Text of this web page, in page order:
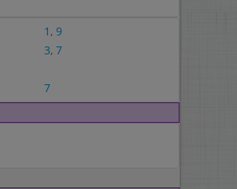
1 , 9
3, 7
7